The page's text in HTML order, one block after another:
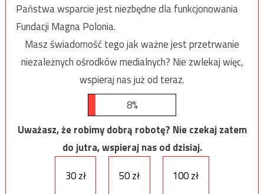
Państwa wsparcie jest niezbędne dla funkcjonowania
Fundacji Magna Polonia.
Masz świadomość tego jak ważne jest przetrwanie
niezależnych ośrodków medialnych? Nie zwlekaj więc,
wspieraj nas już od teraz.
8%
Uważasz, że robimy dobrą robotę? Nie czekaj zatem
do jutra, wspieraj nas od dzisiaj.
30 zł
50 zł 100 zł